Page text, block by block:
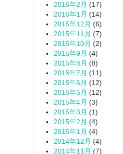
2016年2月 (17)
2016年1月 (14)
2015年12月 (6)
2015年11月 (7)
2015年10月 (2)
2015年9月 (4)
2015年8月 (8)
2015年7月 (11)
2015年6月 (12)
2015年5月 (12)
2015年4月 (3)
2015年3月 (1)
2015年2月 (4)
2015年1月 (4)
2014年12月 (4)
2014年11月 (7)